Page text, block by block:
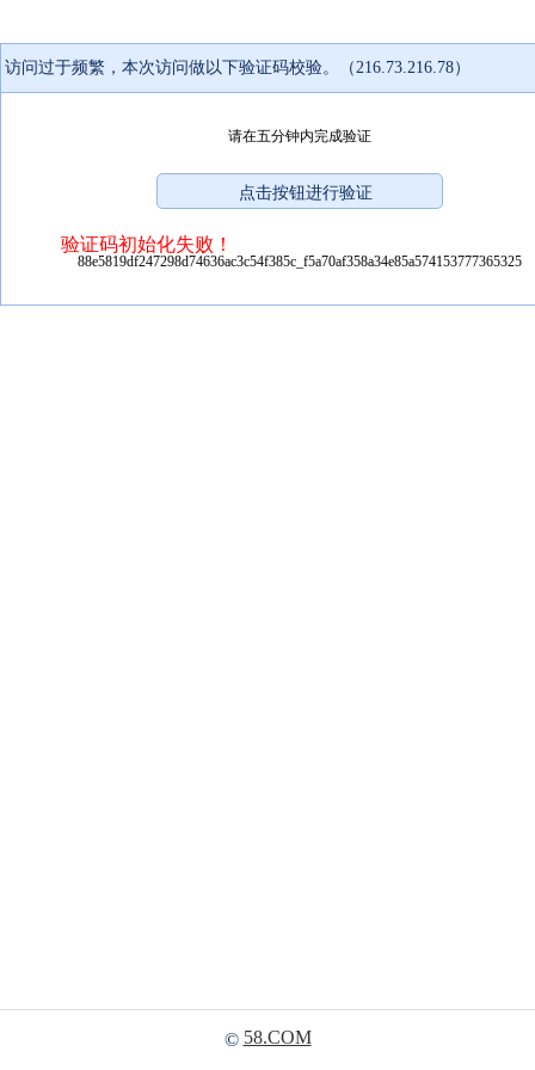
访问过于频繁，本次访问做以下验证码校验。（216.73.216.78）
请在五分钟内完成验证
验证码初始化失败！
88e5819df247298d74636ac3c54f385c_f5a70af358a34e85a574153777365325
© 58.COM